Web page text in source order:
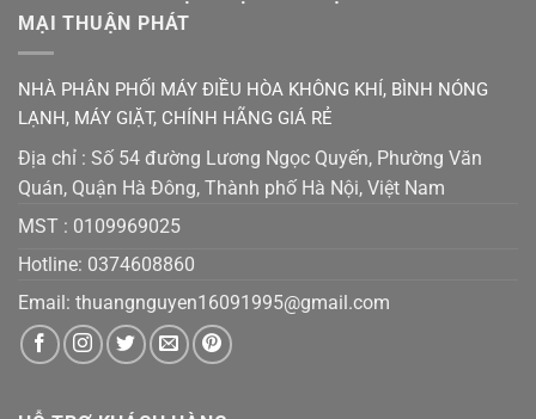
MẠI THUẬN PHÁT
NHÀ PHÂN PHỐI MÁY ĐIỀU HÒA KHÔNG KHÍ, BÌNH NÓNG
LẠNH, MÁY GIẶT, CHÍNH HÃNG GIÁ RẺ
Địa chỉ : Số 54 đường Lương Ngọc Quyến, Phường Văn
Quán, Quận Hà Đông, Thành phố Hà Nội, Việt Nam
MST : 0109969025
Hotline: 0374608860
Email: thuangnguyen16091995@gmail.com